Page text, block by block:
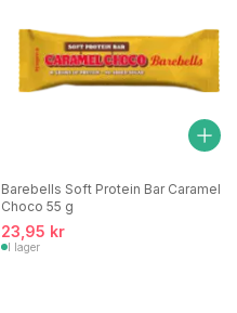
Barebells Soft Protein Bar Caramel
Choco 55 g
23,95 kr
I lager